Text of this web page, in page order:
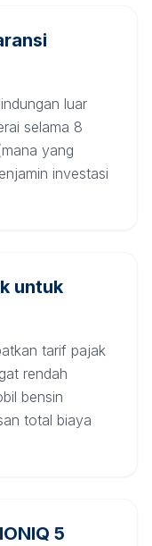
luar
selama 8
yang
investasi
untuk
tarif pajak
rendah
bensin
total biaya
5